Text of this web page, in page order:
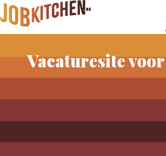
Vacaturesite